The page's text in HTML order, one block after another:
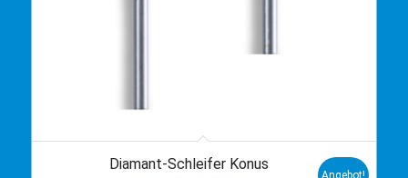
Diamant-Schleifer Konus